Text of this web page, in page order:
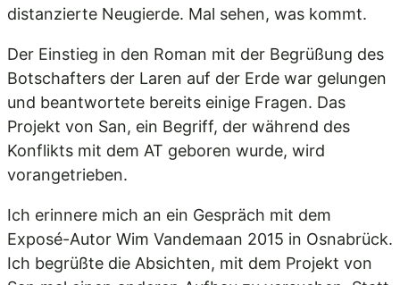
distanzierte Neugierde. Mal sehen, was kommt.
Der Einstieg in den Roman mit der Begrüßung des
Botschafters der Laren auf der Erde war gelungen
und beantwortete bereits einige Fragen. Das
Projekt von San, ein Begriff, der während des
Konflikts mit dem AT geboren wurde, wird
vorangetrieben.
Ich erinnere mich an ein Gespräch mit dem
Exposé-Autor Wim Vandemaan 2015 in Osnabrück.
Ich begrüßte die Absichten, mit dem Projekt von